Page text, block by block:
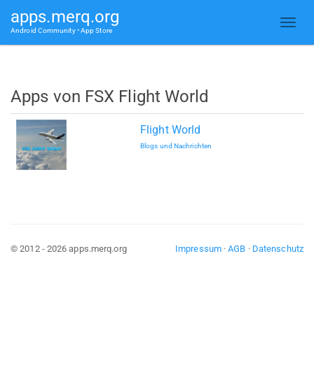
apps.merq.org
Android Community • App Store
Apps von FSX Flight World
Flight World
Blogs und Nachrichten
Impressum·AGB · Datenschutz
© 2012 - 2026 apps.merq.org